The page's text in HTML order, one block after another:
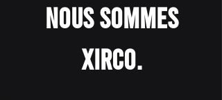
NOUS SOMMES
XIRCO.